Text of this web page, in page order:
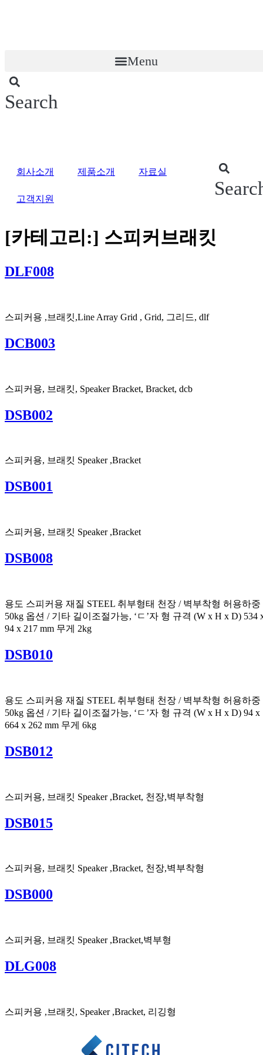
뛰
기
Menu
Search
회사소개 제품소개 자료실
고객지원
[카테고리:] 스피커브래킷
DLF008
스피커용 ,브래킷,Line Array Grid , Grid, 그리드, dlf
DCB003
스피커용, 브래킷, Speaker Bracket, Bracket, dcb
DSB002
스피커용, 브래킷 Speaker ,Bracket
DSB001
스피커용, 브래킷 Speaker ,Bracket
DSB008
용도 스피커용 재질 STEEL 취부형태 천장 / 벽부착형 허용하중
50kg 옵션 / 기타 길이조절가능, ‘ㄷ’자 형 규격 (W x H x D) 534
94 x 217 mm 무게 2kg
DSB010
용도 스피커용 재질 STEEL 취부형태 천장 / 벽부착형 허용하중
50kg 옵션 / 기타 길이조절가능, ‘ㄷ’자 형 규격 (W x H x D) 94 x
664 x 262 mm 무게 6kg
DSB012
스피커용, 브래킷 Speaker ,Bracket, 천장,벽부착형
DSB015
스피커용, 브래킷 Speaker ,Bracket, 천장,벽부착형
DSB000
스피커용, 브래킷 Speaker ,Bracket,벽부형
DLG008
스피커용 ,브래킷, Speaker ,Bracket, 리깅형